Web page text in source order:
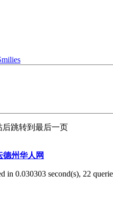
后跳转到最后一页
德州华人网
in 0.030303 second(s), 22